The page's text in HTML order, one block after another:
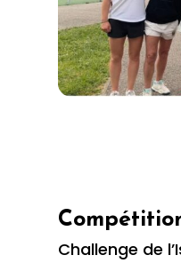
Challenge de